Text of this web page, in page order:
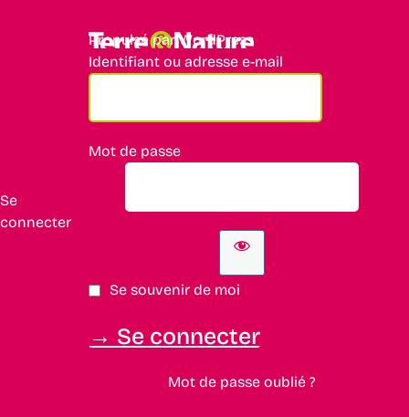
Se
connecter
Propulsé par WordPress
Identifiant ou adresse e-mail
Mot de passe
Se souvenir de moi
Mot de passe oublié ?